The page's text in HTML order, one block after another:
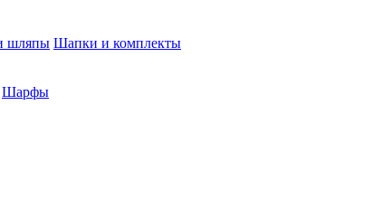
шляпы Шапки и комплекты
Шарфы